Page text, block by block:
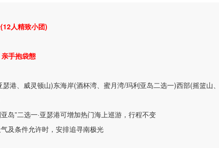
人精致小团)
亲手抱袋態
瑟港、威灵顿山)东海岸(酒杯湾、蜜月湾/玛利亚岛二选一)西部(摇篮山
亚岛”二选一·亚瑟港可增加热门海上巡游，行程不变
及条件允许时，安排追寻南极光